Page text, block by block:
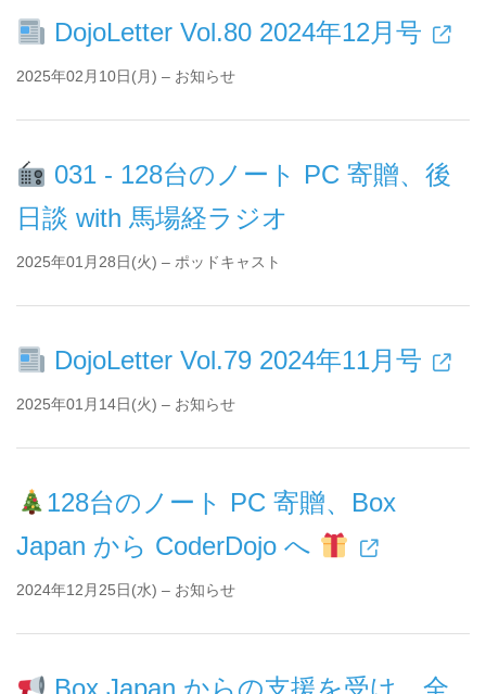
DojoLetter Vol.80 2024年12月号
2025年02月10日(月) – お知らせ
031 - 128台のノート PC 寄贈、後
日談 with 馬場経ラジオ
2025年01月28日(火) – ポッドキャスト
DojoLetter Vol.79 2024年11月号
2025年01月14日(火) – お知らせ
128台のノート PC 寄贈、Box
Japan から CoderDojo へ
2024年12月25日(水) – お知らせ